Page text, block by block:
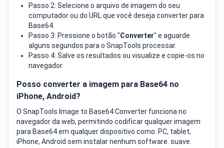
Passo 2: Selecione o arquivo de imagem do seu
computador ou do URL que você deseja converter para
Base64.
Passo 3: Pressione o botão "Converter" e aguarde
alguns segundos para o SnapTools processar.
Passo 4: Salve os resultados ou visualize e copie-os no
navegador.
Posso converter a imagem para Base64 no
iPhone, Android?
O SnapTools Image to Base64 Converter funciona no
navegador da web, permitindo codificar qualquer imagem
para Base64 em qualquer dispositivo como: PC, tablet,
iPhone, Android sem instalar nenhum software. suave.